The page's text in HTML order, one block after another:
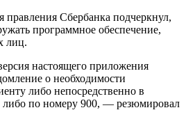
правления Сбербанка подчеркнул,
программное обеспечение,
лиц.
настоящего приложения
о необходимости
либо непосредственно в
по номеру 900, — резюмировал